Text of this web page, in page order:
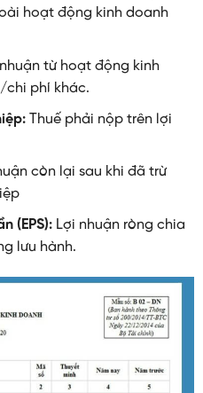
hoạt động kinh doanh
từ hoạt động kinh
phí khác.
Thuế phải nộp trên lợi
còn lại sau khi đã trừ
(EPS):Lợi nhuận ròng chia
lưu hành.